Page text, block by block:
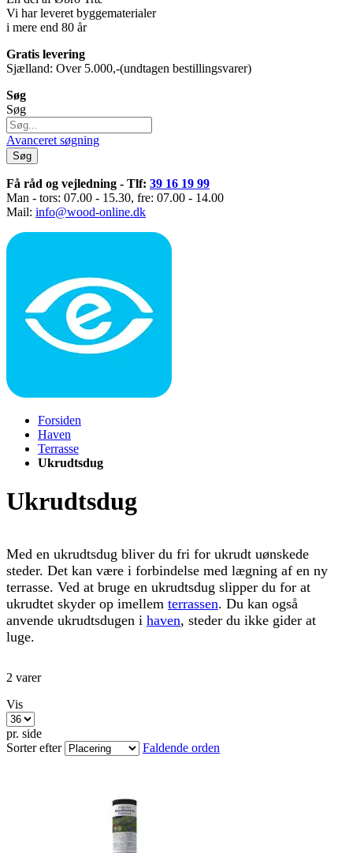
Vi har leveret byggematerialer
i mere end 80 år
Gratis levering
Sjælland: Over 5.000,-(undtagen bestillingsvarer)
Søg
Søg
Avanceret søgning
Søg
Få råd og vejledning - Tlf: 39 16 19 99
Man - tors: 07.00 - 15.30, fre: 07.00 - 14.00
Mail: info@wood-online.dk
Forsiden
Haven
Terrasse
Ukrudtsdug
Ukrudtsdug
Med en ukrudtsdug bliver du fri for ukrudt uønskede
steder. Det kan være i forbindelse med lægning af en ny
terrasse. Ved at bruge en ukrudtsdug slipper du for at
ukrudtet skyder op imellem terrassen. Du kan også
anvende ukrudtsdugen i haven, steder du ikke gider at
luge.
2 varer
Vis
pr. side
Sorter efter
Faldende orden